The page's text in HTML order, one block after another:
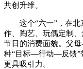
共创升维。
这个“六一”，在北
作、陶艺、玩偶定制
节日的消费面貌。父
种“目标—行动—反馈”
更具吸引力。